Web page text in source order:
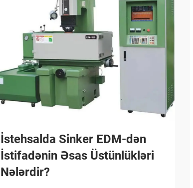
İstehsalda Sinker EDM-dən
İstifadənin Əsas Üstünlükləri
Nələrdir?